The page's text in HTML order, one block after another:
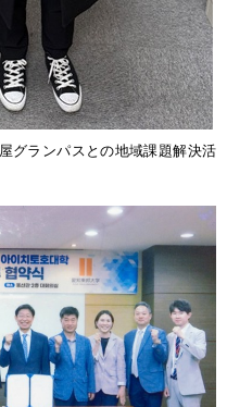
グランパスとの地域課題解決活